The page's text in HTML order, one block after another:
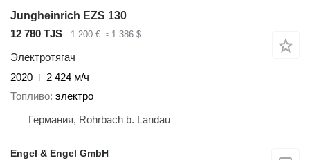
Jungheinrich EZS 130
12 780 TJS
1 200 € ≈ 1 386 $
Электротягач
2020
2 424 м/ч
Топливо электро
Германия, Rohrbach b. Landau
Engel & Engel GmbH